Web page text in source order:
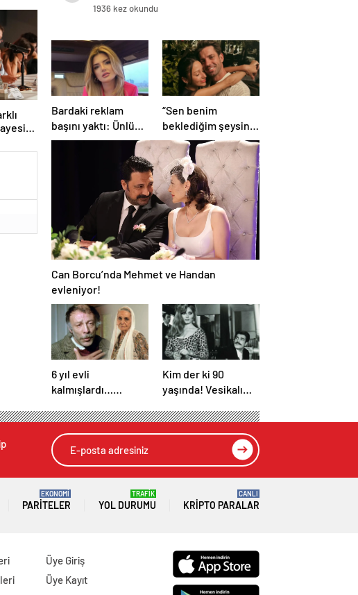
1936 kez okundu
Bardaki reklam
başını yaktı: Ünlü
şarkıcıya şok
Haberim yoktu…
“Sen benim
beklediğim şeysin”
Serkay Tüyüncü’den
Zeynep Bastık’a aşk
dolu 1. yıl kutlaması!
Can Borcu’nda Mehmet ve Handan
evleniyor!
6 yıl evli
kalmışlardı…
Münir Özkul ile Suna
Selen’in kızları da
ünlü çıktı!
Kim der ki 90
yaşında! Vesikalı
Günay’ın son hali
gündem oldu!
PARITELER
EKONOMİ
YOL DURUMU
TRAFİK
KRIPTO PARALAR
CANLI
Üye Giriş
Üye Kayıt